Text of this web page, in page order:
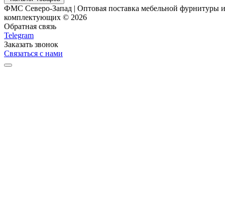
ФМС Северо-Запад | Оптовая поставка мебельной фурнитуры и
комплектующих © 2026
Обратная связь
Telegram
Заказать звонок
Связаться с нами